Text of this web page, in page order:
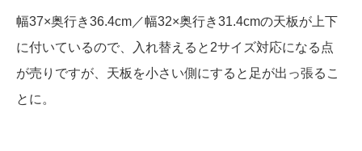
幅37×奥行き36.4cm／幅32×奥行き31.4cmの天板が上下
に付いているので、入れ替えると2サイズ対応になる点
が売りですが、天板を小さい側にすると足が出っ張るこ
とに。